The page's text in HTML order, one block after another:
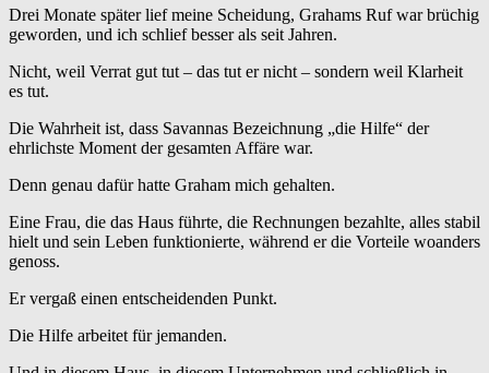
Drei Monate später lief meine Scheidung, Grahams Ruf war brüchig
geworden, und ich schlief besser als seit Jahren.
Nicht, weil Verrat gut tut – das tut er nicht – sondern weil Klarheit
es tut.
Die Wahrheit ist, dass Savannas Bezeichnung „die Hilfe“ der
ehrlichste Moment der gesamten Affäre war.
Denn genau dafür hatte Graham mich gehalten.
Eine Frau, die das Haus führte, die Rechnungen bezahlte, alles stabil
hielt und sein Leben funktionierte, während er die Vorteile woanders
genoss.
Er vergaß einen entscheidenden Punkt.
Die Hilfe arbeitet für jemanden.